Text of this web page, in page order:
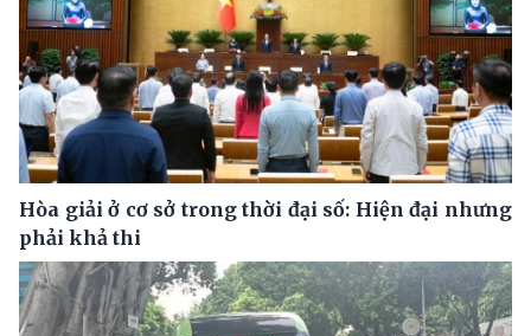
Hòa giải ở cơ sở trong thời đại số: Hiện đại nhưng
phải khả thi